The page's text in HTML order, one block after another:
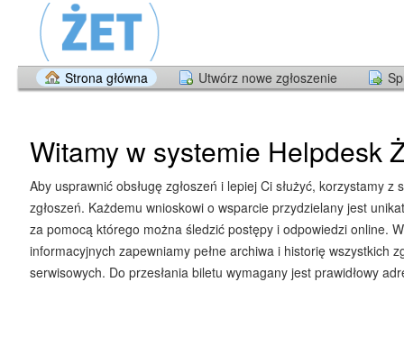
Strona główna Utwórz nowe zgłoszenie
Witamy w systemie Helpdesk
Aby usprawnić obsługę zgłoszeń i lepiej Ci służyć, korzystamy z
zgłoszeń. Każdemu wnioskowi o wsparcie przydzielany jest
za pomocą którego można śledzić postępy i odpowiedzi online.
informacyjnych zapewniamy pełne archiwa i historię wszystkich
serwisowych. Do przesłania biletu wymagany jest prawidłowy